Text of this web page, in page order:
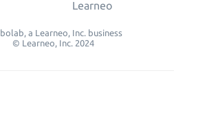
Learneo
a Learneo, Inc. business
© Learneo, Inc. 2024